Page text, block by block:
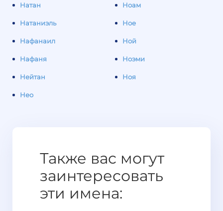
Натан
Натаниэль
Нафанаил
Нафаня
Нейтан
Нео
Ноам
Ное
Ной
Ноэми
Ноя
Также вас могут
заинтересовать
эти имена: